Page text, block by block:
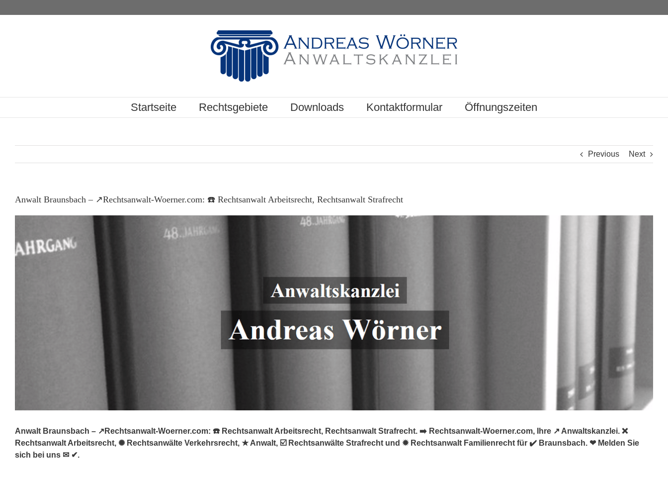
Startseite Rechtsgebiete Downloads Kontaktformular Öffnungszeiten
Previous Next
Anwalt Braunsbach – ↗️Rechtsanwalt-Woerner.com: ☎️ Rechtsanwalt Arbeitsrecht, Rechtsanwalt Strafrecht
Anwalt Braunsbach – ↗️Rechtsanwalt-Woerner.com: ☎️ Rechtsanwalt Arbeitsrecht, Rechtsanwalt Strafrecht. ➡️ Rechtsanwalt-Woerner.com, Ihre ↗️ Anwaltskanzlei. ❌
Rechtsanwalt Arbeitsrecht, ✺ Rechtsanwälte Verkehrsrecht, ★ Anwalt, ☑️ Rechtsanwälte Strafrecht und ✹ Rechtsanwalt Familienrecht für ✔️ Braunsbach. ❤ Melden Sie
sich bei uns ✉ ✔.